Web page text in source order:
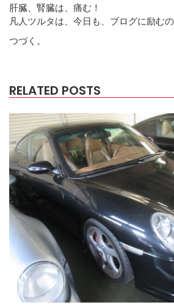
肝臓、腎臓は、痛む！
凡人ツルタは、今日も、ブログに励む
つづく。
RELATED POSTS